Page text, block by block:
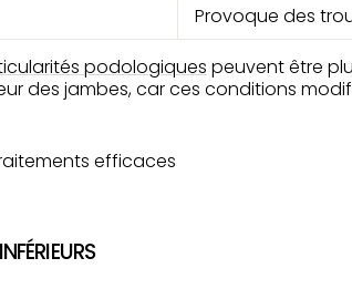
Provoque des
podologiques peuvent être
des jambes, car ces conditions